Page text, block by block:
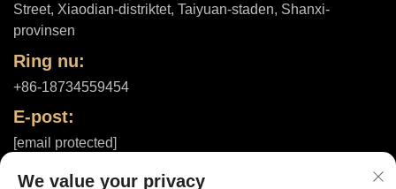
Street, Xiaodian-distriktet, Taiyuan-staden, Shanxi-
provinsen
Ring nu:
+86-18734559454
E-post:
[email protected]
We value your privacy